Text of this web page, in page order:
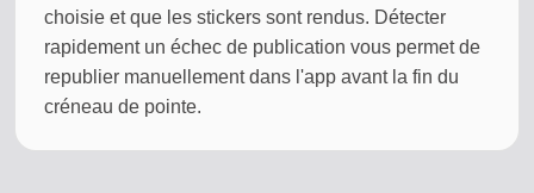
choisie et que les stickers sont rendus. Détecter
rapidement un échec de publication vous permet de
republier manuellement dans l'app avant la fin du
créneau de pointe.